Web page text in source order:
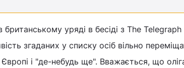
уряді в бесіді з The
згаданих у списку осіб вільно
і "де-небудь ще". Вважається, що